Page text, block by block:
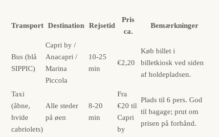
Transport Destination Rejsetid
Pris
ca.
Bemærkninger
Bus (blå
SIPPIC)
Capri by /
Anacapri /
Marina
Piccola
10-25
min
€2,20
Køb billet i
billetkiosk ved siden
af holdepladsen.
Taxi
(åbne,
hvide
cabriolets)
Alle steder
på øen
8-20
min
Fra
€20 til
Capri
by
Plads til 6 pers. God
til bagage; prut om
prisen på forhånd.